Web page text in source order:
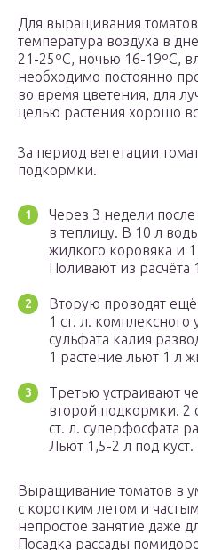
Для выращивания
температура воздуха в
21-25ºC, ночью 16-19ºC,
необходимо постоянно
во время цветения, для
целью растения хорошо
За период вегетации
подкормки.
Через 3 недели
в теплицу. В 10 л
жидкого коровяка и
Поливают из расчёта
Вторую проводят
1 ст. л. комплексного
сульфата калия
1 растение льют 1 л
Третью устраивают
второй подкормки. 2
ст. л. суперфосфата
Льют 1,5-2 л под куст.
Выращивание томатов в
с коротким летом и
непростое занятие даже
Посадка рассады